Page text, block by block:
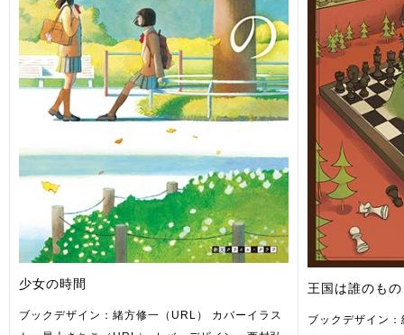
少女の時間
ブックデザイン：緒方修一（URL） カバーイラス
王国は誰のもの
ブックデザイン